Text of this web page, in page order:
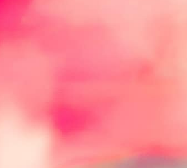
JESUS
CHRIST
THRU
MUSIC